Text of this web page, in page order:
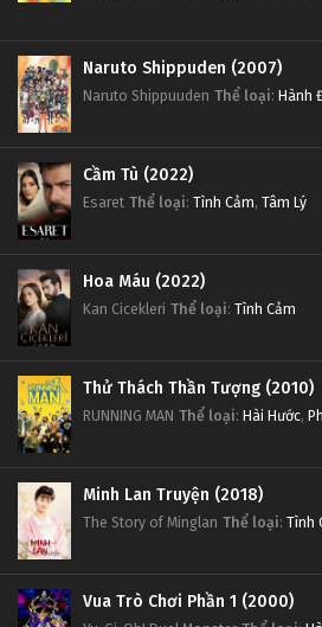
Naruto Shippuden (2007)
Naruto Shippuuden Thể loại: Hành
Cầm Tù (2022)
Esaret Thể loại: Tình Cảm, Tâm Lý
Hoa Máu (2022)
Kan Cicekleri Thể loại: Tình Cảm
Thử Thách Thần Tượng (2010)
RUNNING MAN Thể loại: Hài Hước,
Minh Lan Truyện (2018)
The Story of Minglan Thể loại: Tình
Vua Trò Chơi Phần 1 (2000)